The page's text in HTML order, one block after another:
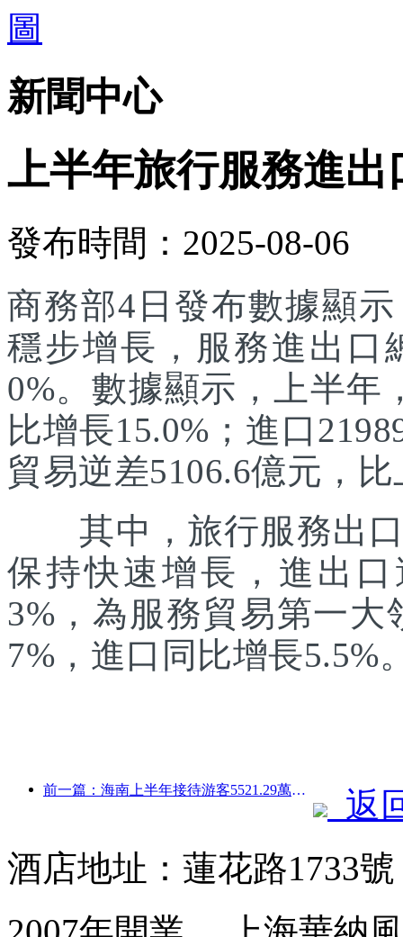
新聞中心
上半年旅行服務進出
發布時間：2025-08-06
商務部4日發布數據顯
穩步增長，服務進出口
0%。數據顯示，上半年
比增長15.0%；進口
貿易逆差5106.6億元，
其中，旅行服務出口
保持快速增長，進出口
3%，為服務貿易第一
7%，進口同比增長5.5%
前一篇：海南上半年接待游客5521.29萬人次
返
酒店地址：蓮花路1733